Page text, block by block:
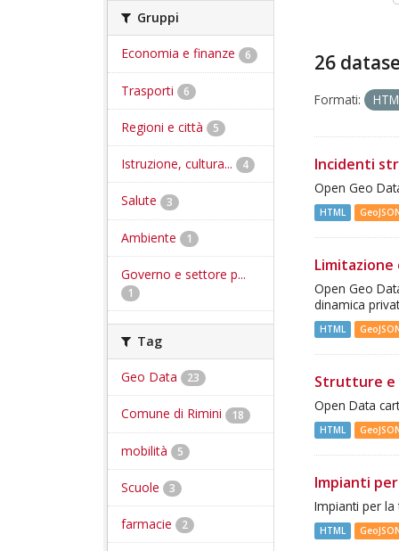
Gruppi
Economia e finanze 6
Trasporti 6
Regioni e città 5
Istruzione, cultura... 4
Salute 3
Ambiente 1
Governo e settore p...
1
Tag
Geo Data 23
Comune di Rimini 18
mobilità 5
Scuole 3
farmacie 2
26
Formati:
Incidenti
Open Geo
HTML
Limitazione
Open Geo
dinamica
HTML
Strutture e
Open Data
HTML
Impianti
Impianti per la
HTML